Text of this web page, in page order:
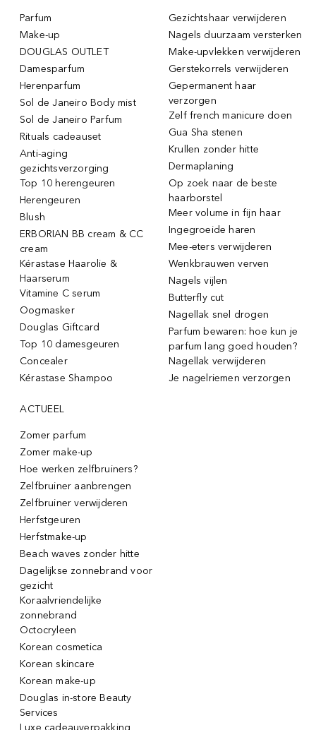
Parfum
Make-up
DOUGLAS OUTLET
Damesparfum
Herenparfum
Sol de Janeiro Body mist
Sol de Janeiro Parfum
Rituals cadeauset
Anti-aging
gezichtsverzorging
Top 10 herengeuren
Herengeuren
Blush
ERBORIAN BB cream & CC
cream
Kérastase Haarolie &
Haarserum
Vitamine C serum
Oogmasker
Douglas Giftcard
Top 10 damesgeuren
Concealer
Kérastase Shampoo
Gezichtshaar verwijderen
Nagels duurzaam versterken
Make-upvlekken verwijderen
Gerstekorrels verwijderen
Gepermanent haar
verzorgen
Zelf french manicure doen
Gua Sha stenen
Krullen zonder hitte
Dermaplaning
Op zoek naar de beste
haarborstel
Meer volume in fijn haar
Ingegroeide haren
Mee-eters verwijderen
Wenkbrauwen verven
Nagels vijlen
Butterfly cut
Nagellak snel drogen
Parfum bewaren: hoe kun je
parfum lang goed houden?
Nagellak verwijderen
Je nagelriemen verzorgen
ACTUEEL
Zomer parfum
Zomer make-up
Hoe werken zelfbruiners?
Zelfbruiner aanbrengen
Zelfbruiner verwijderen
Herfstgeuren
Herfstmake-up
Beach waves zonder hitte
Dagelijkse zonnebrand voor
gezicht
Koraalvriendelijke
zonnebrand
Octocryleen
Korean cosmetica
Korean skincare
Korean make-up
Douglas in-store Beauty
Services
Luxe cadeauverpakking